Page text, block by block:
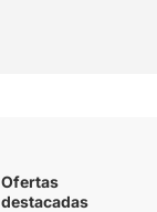
Ofertas
destacadas